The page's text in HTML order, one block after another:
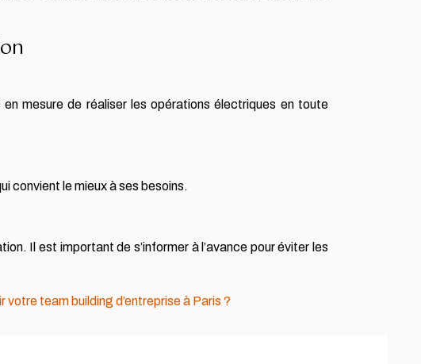
mesure de réaliser les opérations électriques en toute
convient le mieux à ses besoins.
Il est important de s’informer à l’avance pour éviter les
votre team building d’entreprise à Paris ?